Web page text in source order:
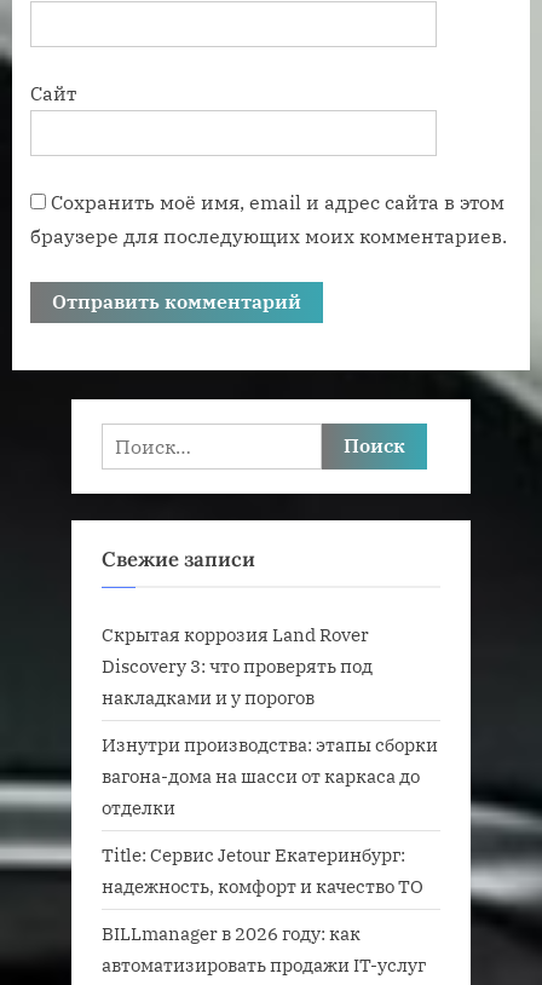
Сайт
Сохранить моё имя, email и адрес сайта в этом
браузере для последующих моих комментариев.
Найти:
Свежие записи
Скрытая коррозия Land Rover
Discovery 3: что проверять под
накладками и у порогов
Изнутри производства: этапы сборки
вагона-дома на шасси от каркаса до
отделки
Title: Сервис Jetour Екатеринбург:
надежность, комфорт и качество ТО
BILLmanager в 2026 году: как
автоматизировать продажи IT-услуг